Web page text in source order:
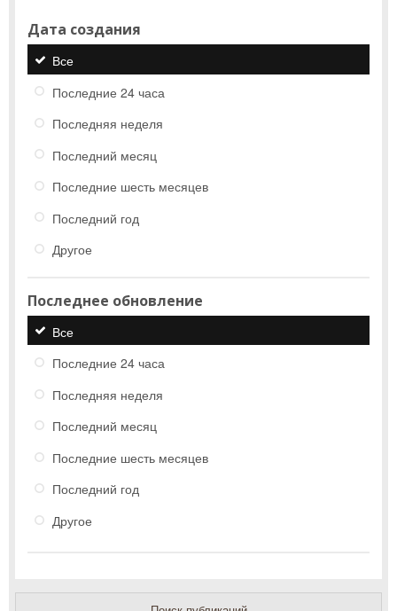
Дата создания
Все
Последние 24 часа
Последняя неделя
Последний месяц
Последние шесть месяцев
Последний год
Другое
Последнее обновление
Все
Последние 24 часа
Последняя неделя
Последний месяц
Последние шесть месяцев
Последний год
Другое